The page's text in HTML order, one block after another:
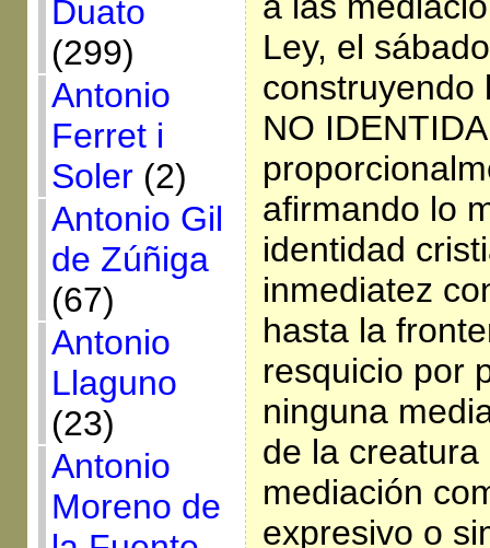
Duato
(299)
Antonio
Ferret i
Soler(2)
Antonio Gil
de Zúñiga
(67)
Antonio
Llaguno
(23)
Antonio
Moreno de
Ley, el
construyendo
NO
afirmando lo
identidad
inmediatez
hasta la
resquicio por
ninguna
de la
mediación
expresivo o